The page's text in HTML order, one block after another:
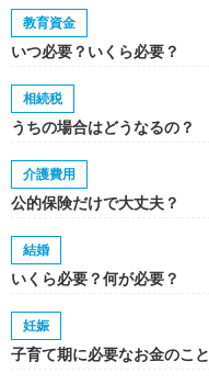
教育資金
いつ必要？いくら必要？
相続税
うちの場合はどうなるの？
介護費用
公的保険だけで大丈夫？
結婚
いくら必要？何が必要？
妊娠
子育て期に必要なお金のこと